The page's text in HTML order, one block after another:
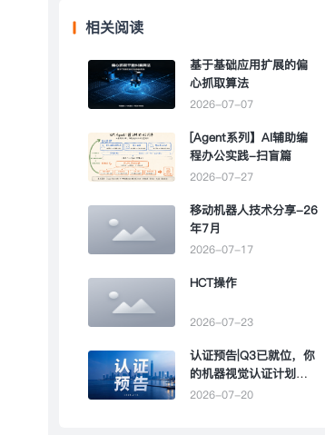
相关阅读
基于基础应用扩展的偏
心抓取算法
2026-07-07
[Agent系列】AI辅助编
程办公实践-扫盲篇
2026-07-27
移动机器人技术分享-26
年7月
2026-07-17
HCT操作
2026-07-23
认证预告|Q3已就位，你
的机器视觉认证计划该
提上日程了
2026-07-20